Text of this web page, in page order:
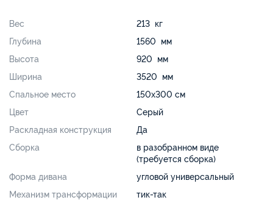
Вес
213 кг
Глубина
1560 мм
Высота
920 мм
Ширина
3520 мм
Спальное место
150х300 см
Цвет
Серый
Раскладная конструкция
Да
Сборка
в разобранном виде
(требуется сборка)
Форма дивана
угловой универсальный
Механизм трансформации
тик-так